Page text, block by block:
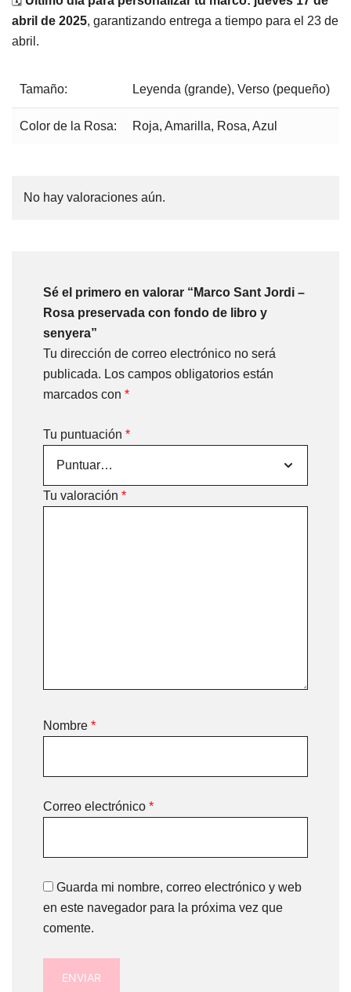
abril de 2025, garantizando entrega a tiempo para el 23 de
abril.
Tamaño: Leyenda (grande), Verso (pequeño)
Color de la Rosa: Roja, Amarilla, Rosa, Azul
No hay valoraciones aún.
Sé el primero en valorar “Marco Sant Jordi –
Rosa preservada con fondo de libro y
senyera”
Tu dirección de correo electrónico no será
publicada. Los campos obligatorios están
marcados con *
Tu puntuación *
Tu valoración *
Nombre *
Correo electrónico *
Guarda mi nombre, correo electrónico y web
en este navegador para la próxima vez que
comente.